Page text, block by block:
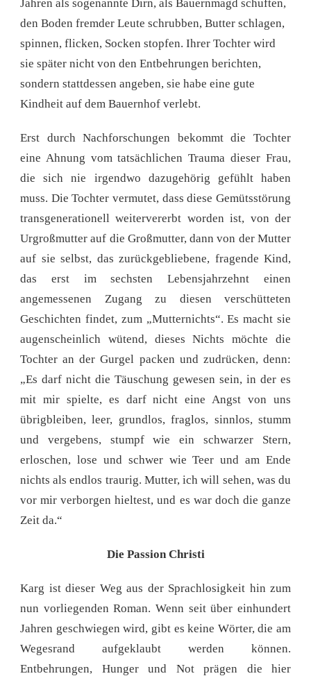
Jahren als sogenannte Dirn, als Bauernmagd schuften,
den Boden fremder Leute schrubben, Butter schlagen,
spinnen, flicken, Socken stopfen. Ihrer Tochter wird
sie später nicht von den Entbehrungen berichten,
sondern stattdessen angeben, sie habe eine gute
Kindheit auf dem Bauernhof verlebt.
Erst durch Nachforschungen bekommt die Tochter
eine Ahnung vom tatsächlichen Trauma dieser Frau,
die sich nie irgendwo dazugehörig gefühlt haben
muss. Die Tochter vermutet, dass diese Gemütsstörung
transgenerationell weitervererbt worden ist, von der
Urgroßmutter auf die Großmutter, dann von der Mutter
auf sie selbst, das zurückgebliebene, fragende Kind,
das erst im sechsten Lebensjahrzehnt einen
angemessenen Zugang zu diesen verschütteten
Geschichten findet, zum „Mutternichts“. Es macht sie
augenscheinlich wütend, dieses Nichts möchte die
Tochter an der Gurgel packen und zudrücken, denn:
„Es darf nicht die Täuschung gewesen sein, in der es
mit mir spielte, es darf nicht eine Angst von uns
übrigbleiben, leer, grundlos, fraglos, sinnlos, stumm
und vergebens, stumpf wie ein schwarzer Stern,
erloschen, lose und schwer wie Teer und am Ende
nichts als endlos traurig. Mutter, ich will sehen, was du
vor mir verborgen hieltest, und es war doch die ganze
Zeit da.“
Die Passion Christi
Karg ist dieser Weg aus der Sprachlosigkeit hin zum
nun vorliegenden Roman. Wenn seit über einhundert
Jahren geschwiegen wird, gibt es keine Wörter, die am
Wegesrand aufgeklaubt werden können.
Entbehrungen, Hunger und Not prägen die hier